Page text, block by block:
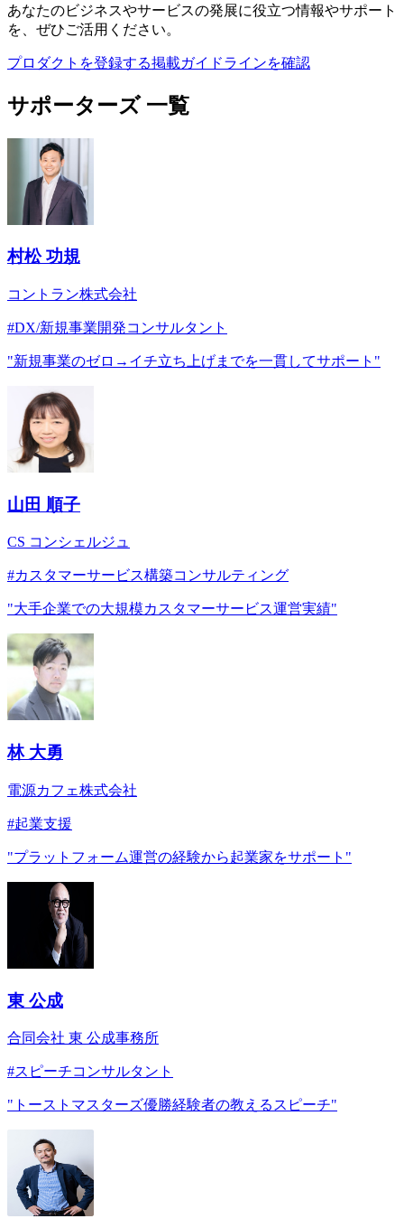
あなたのビジネスやサービスの発展に役立つ情報やサポート
を、ぜひご活用ください。
プロダクトを登録する掲載ガイドラインを確認
サポーターズ 一覧
村松 功規
コントラン株式会社
#DX/新規事業開発コンサルタント
"新規事業のゼロ→イチ立ち上げまでを一貫してサポート "
山田 順子
CS コンシェルジュ
#カスタマーサービス構築コンサルティング
"大手企業での大規模カスタマーサービス運営実績"
林 大勇
電源カフェ株式会社
#起業支援
"プラットフォーム運営の経験から起業家をサポート "
東 公成
合同会社 東 公成事務所
#スピーチコンサルタント
" トーストマスターズ優勝経験者の教えるスピーチ"